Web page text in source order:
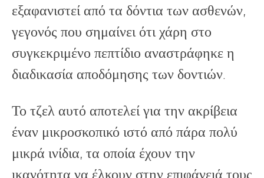
εξαφανιστεί από τα δόντια των ασθενών,
γεγονός που σημαίνει ότι χάρη στο
συγκεκριμένο πεπτίδιο αναστράφηκε η
διαδικασία αποδόμησης των δοντιών.
Το τζελ αυτό αποτελεί για την ακρίβεια
έναν μικροσκοπικό ιστό από πάρα πολύ
μικρά ινίδια, τα οποία έχουν την
ικανότητα να έλκουν στην επιφάνειά τους